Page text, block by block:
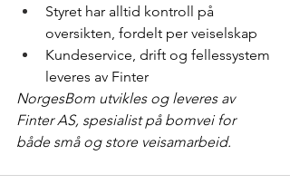
Styret har alltid kontroll på
oversikten, fordelt per veiselskap
Kundeservice, drift og fellessystem
leveres av Finter
NorgesBom utvikles og leveres av
Finter AS, spesialist på bomvei for
både små og store veisamarbeid.